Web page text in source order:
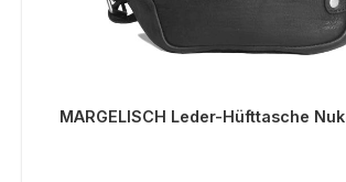
MARGELISCH Leder-Hüfttasche